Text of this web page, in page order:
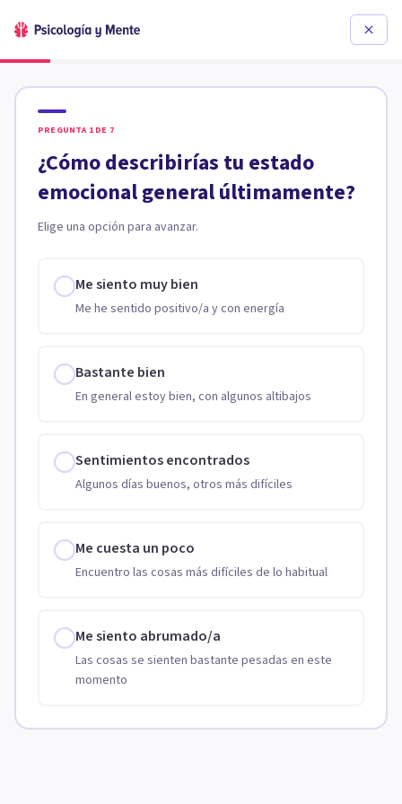
PREGUNTA 1 DE 7
¿Cómo describirías tu estado
emocional general últimamente?
Elige una opción para avanzar.
Me siento muy bien
Me he sentido positivo/a y con energía
Bastante bien
En general estoy bien, con algunos altibajos
Sentimientos encontrados
Algunos días buenos, otros más difíciles
Me cuesta un poco
Encuentro las cosas más difíciles de lo habitual
Me siento abrumado/a
Las cosas se sienten bastante pesadas en este
momento